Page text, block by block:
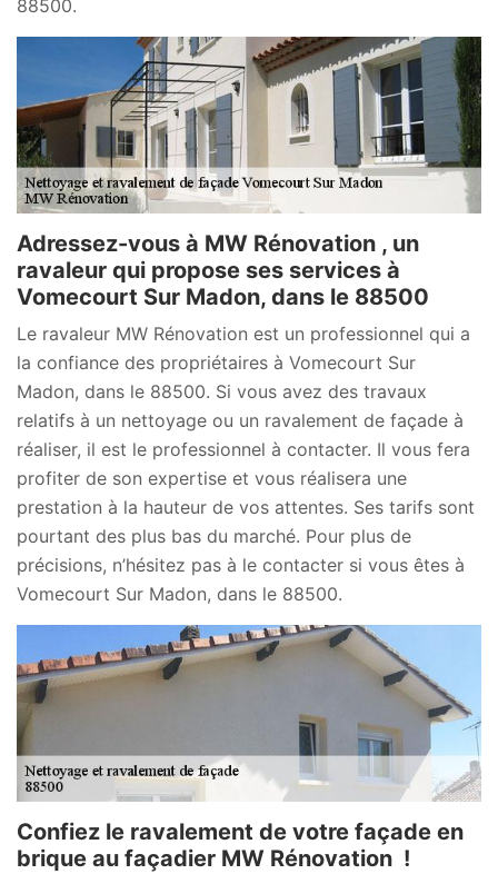
88500.
Adressez-vous à MW Rénovation , un
ravaleur qui propose ses services à
Vomecourt Sur Madon, dans le 88500
Le ravaleur MW Rénovation est un professionnel qui a
la confiance des propriétaires à Vomecourt Sur
Madon, dans le 88500. Si vous avez des travaux
relatifs à un nettoyage ou un ravalement de façade à
réaliser, il est le professionnel à contacter. Il vous fera
profiter de son expertise et vous réalisera une
prestation à la hauteur de vos attentes. Ses tarifs sont
pourtant des plus bas du marché. Pour plus de
précisions, n’hésitez pas à le contacter si vous êtes à
Vomecourt Sur Madon, dans le 88500.
Confiez le ravalement de votre façade en
brique au façadier MW Rénovation !